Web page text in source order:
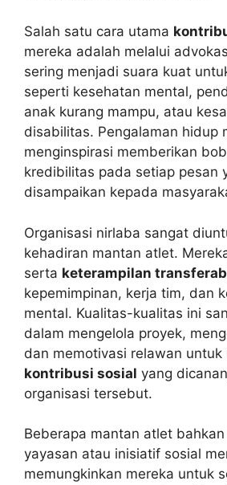
Salah satu cara utama
mereka adalah melalui
sering menjadi suara kuat
seperti kesehatan mental,
anak kurang mampu, atau
disabilitas. Pengalaman hidup
menginspirasi memberikan
kredibilitas pada setiap pesan
disampaikan kepada
Organisasi nirlaba sangat
kehadiran mantan atlet.
serta keterampilan
kepemimpinan, kerja tim, dan
mental. Kualitas-kualitas ini
dalam mengelola proyek,
dan memotivasi relawan untuk
kontribusi sosial yang
organisasi tersebut.
Beberapa mantan atlet
yayasan atau inisiatif sosial
memungkinkan mereka untuk